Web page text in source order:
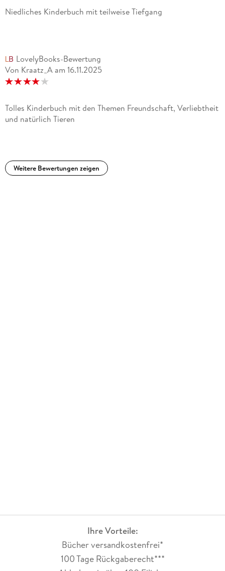
Niedliches Kinderbuch mit teilweise Tiefgang
LovelyBooks-Bewertung
Von Kraatz_A am 16.11.2025
Tolles Kinderbuch mit den Themen Freundschaft, Verliebtheit
und natürlich Tieren
Weitere Bewertungen zeigen
Ihre Vorteile:
Bücher versandkostenfrei*
100 Tage Rückgaberecht***